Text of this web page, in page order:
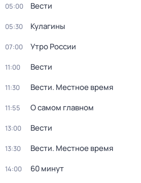
05:00 Вести
05:30 Кулагины
07:00 Утро России
11:00 Вести
11:30 Вести. Местное время
11:55 О самом главном
13:00 Вести
13:30 Вести. Местное время
14:00 60 минут